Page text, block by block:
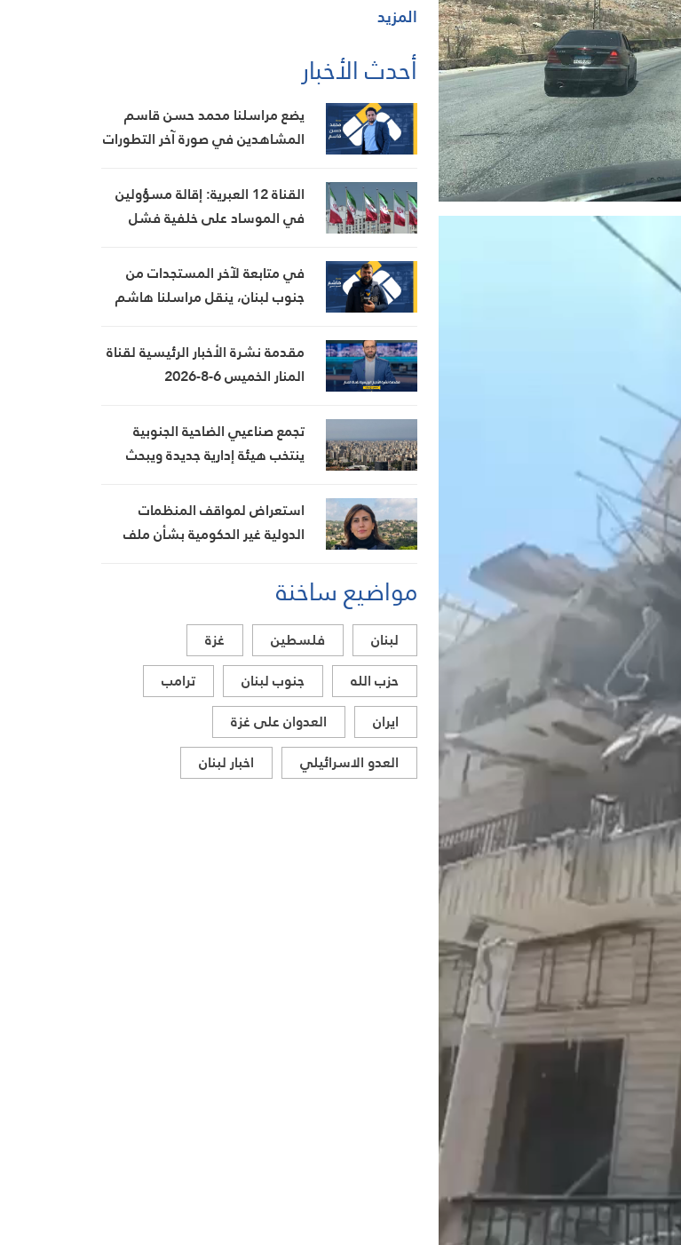
المزيد
أحدث الأخبار
يضع مراسلنا محمد حسن قاسم
المشاهدين في صورة آخر التطورات
المستجدات على الساحتين
السياسية والميدانية، إلى جانب
المواقف الرسمية وأبرز التطورات
والإقليمي
القناة 12 العبرية: إقالة مسؤولين
في الموساد على خلفية فشل
في متابعة لآخر المستجدات من
جنوب لبنان، ينقل مراسلنا هاشم
الميدانية
مقدمة نشرة الأخبار الرئيسية لقناة
المنار الخميس 6-8-2026
تجمع صناعيي الضاحية الجنوبية
ينتخب هيئة إدارية جديدة ويبحث
استعراض لمواقف المنظمات
الدولية غير الحكومية بشأن ملف
مواضيع ساخنة
لبنان فلسطين
غزة
حزب الله
جنوب لبنان
ترامب
ايران
العدوان على غزة
العدو الاسرائيلي
اخبار لبنان